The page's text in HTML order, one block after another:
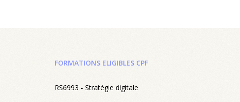
FORMATIONS ELIGIBLES CPF
RS6993 - Stratégie digitale